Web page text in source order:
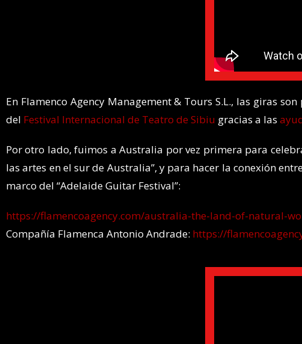
En Flamenco Agency Management & Tours S.L., las giras
del Festival Internacional de Teatro de Sibiu gracias a las
Por otro lado, fuimos a Australia por vez primera para
las artes en el sur de Australia”, y para hacer la conexión
marco del “Adelaide Guitar Festival”:
https://flamencoagency.com/australia-the-land-of-natural-
Compañía Flamenca Antonio Andrade: https://